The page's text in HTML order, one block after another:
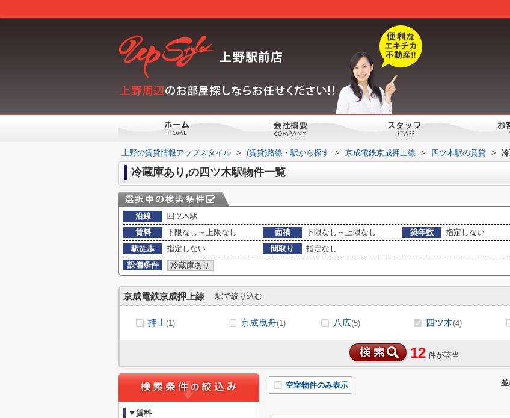
上野の賃貸情報アップスタイル > (賃貸)路線・駅から探す > 京成電鉄京成押上線 > 四ツ木駅の賃貸 >
冷蔵庫あり,の四ツ木駅物件一覧
沿線
四ツ木駅
賃料
下限なし～上限なし 面積 下限なし～上限なし 築年数
指定しない
駅徒歩
指定しない 間取り
指定なし
設備条件
冷蔵庫あり
京成電鉄京成押上線 駅で絞り込む
押上(1) 京成曳舟(1) 八広(5) 四ツ木(4)
12 件が該当
並
空室物件のみ表示
▼賃料